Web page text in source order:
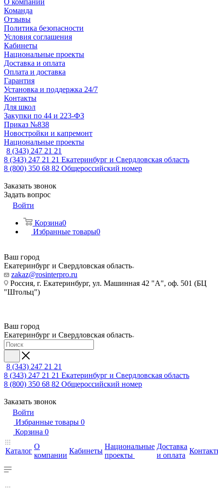
О компании
Команда
Отзывы
Политика безопасности
Условия соглашения
Кабинеты
Национальные проекты
Доставка и оплата
Оплата и доставка
Гарантия
Установка и поддержка 24/7
Контакты
Для школ
Закупки по 44 и 223-ФЗ
Приказ №838
Новостройки и капремонт
Национальные проекты
8 (343) 247 21 21
8 (343) 247 21 21 Екатеринбург и Свердловская область
8 (800) 350 68 82 Общероссийский номер
Заказать звонок
Задать вопрос
Войти
Корзина0
Избранные товары0
Ваш город
Екатеринбург и Свердловская область
zakaz@rosinterpro.ru
Россия, г. Екатеринбург, ул. Машинная 42 "А", оф. 501 (БЦ
"Штольц")
Ваш город
Екатеринбург и Свердловская область
8 (343) 247 21 21
8 (343) 247 21 21 Екатеринбург и Свердловская область
8 (800) 350 68 82 Общероссийский номер
Заказать звонок
Войти
Избранные товары 0
Корзина 0
Каталог
О
компании
Кабинеты
Национальные
проекты
Доставка
и оплата